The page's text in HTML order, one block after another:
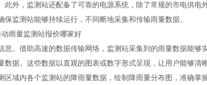
外，监测站还配备了可靠的电源系统，除了常规的市电供电
监测站能够持续运行，不间断地采集和传输雨量数据。
借助高速的数据传输网络，监测站采集到的雨量数据能够
据。这些数据以直观的图表或数字形式呈现，让用户能够清
内各个监测站的降雨量数据，绘制降雨量分布图，准确掌